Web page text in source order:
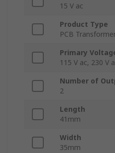
15 V ac
Product Type
PCB
Primary
115 V ac, 230 V
Number of
2
Length
41mm
Width
35mm